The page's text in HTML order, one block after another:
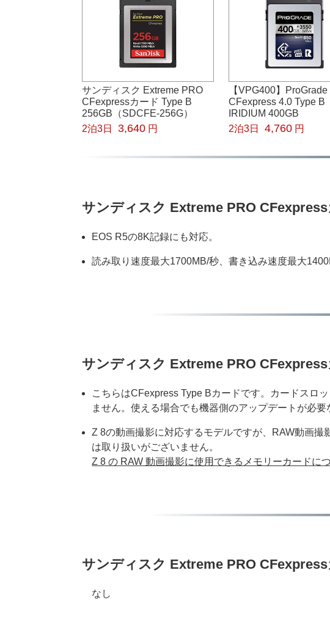
サンディスク Extreme PRO
CFexpressカード Type B
256GB（SDCFE-256G）
2泊3日
3,640 円
【VPG400】ProGrade
CFexpress 4.0 Type B
IRIDIUM 400GB
2泊3日
4,760 円
サンディスク Extreme PRO
EOS R5の8K記録にも対応。
読み取り速度最大1700MB/秒、書き込み速度最大
サンディスク Extreme PRO
こちらはCFexpress Type Bカードです。カードスロ
ません。使える場合でも機器側のアップデートが必
Z 8の動画撮影に対応するモデルですが、RAW動画
は取り扱いがございません。
Z 8 の RAW 動画撮影に使用できるメモリーカードに
サンディスク Extreme PRO
なし